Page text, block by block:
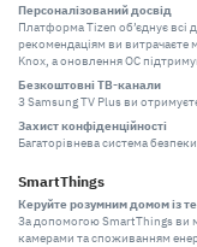
Персоналізований досвід
Платформа Tizen об’єднує всі
рекомендаціям ви витрачаєте
Knox, а оновлення ОС
Безкоштовні ТВ-канали
З Samsung TV Plus ви
Захист конфіденційності
Багаторівнева система
SmartThings
Керуйте розумним домом із
За допомогою SmartThings ви
камерами та споживанням